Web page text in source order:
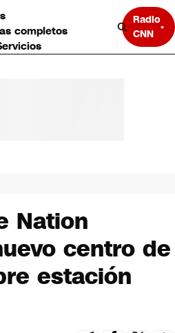
completos
Radio
CNN
Nation
centro de
estación